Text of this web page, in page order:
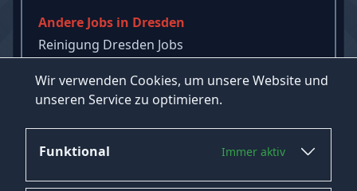
Wir verwenden Cookies, um unsere Website und
unseren Service zu optimieren.
Funktional Immer aktiv
Andere Jobs in Dresden
Reinigung Dresden Jobs
Mediengestalter Dresden Jobs
Mehr Jobs in Dresden ansehen